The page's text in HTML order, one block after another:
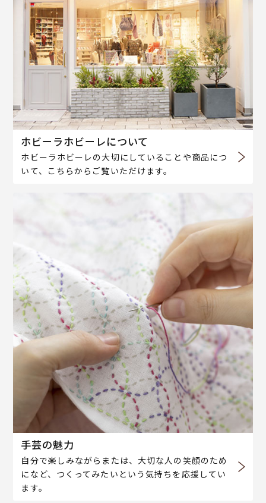
ホビーラホビーレについて
ホビーラホビーレの大切にしていることや商品につ
いて、こちらからご覧いただけます。
手芸の魅力
自分で楽しみながらまたは、大切な人の笑顔のため
になど、つくってみたいという気持ちを応援してい
ます。